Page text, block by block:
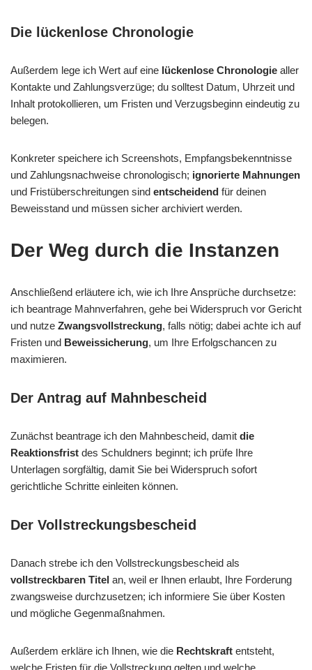
Die lückenlose Chronologie
Außerdem lege ich Wert auf eine lückenlose Chronologie aller
Kontakte und Zahlungsverzüge; du solltest Datum, Uhrzeit und
Inhalt protokollieren, um Fristen und Verzugsbeginn eindeutig zu
belegen.
Konkreter speichere ich Screenshots, Empfangsbekenntnisse
und Zahlungsnachweise chronologisch; ignorierte Mahnungen
und Fristüberschreitungen sind entscheidend für deinen
Beweisstand und müssen sicher archiviert werden.
Der Weg durch die Instanzen
Anschließend erläutere ich, wie ich Ihre Ansprüche durchsetze:
ich beantrage Mahnverfahren, gehe bei Widerspruch vor Gericht
und nutze Zwangsvollstreckung, falls nötig; dabei achte ich auf
Fristen und Beweissicherung, um Ihre Erfolgschancen zu
maximieren.
Der Antrag auf Mahnbescheid
Zunächst beantrage ich den Mahnbescheid, damit die
Reaktionsfrist des Schuldners beginnt; ich prüfe Ihre
Unterlagen sorgfältig, damit Sie bei Widerspruch sofort
gerichtliche Schritte einleiten können.
Der Vollstreckungsbescheid
Danach strebe ich den Vollstreckungsbescheid als
vollstreckbaren Titel an, weil er Ihnen erlaubt, Ihre Forderung
zwangsweise durchzusetzen; ich informiere Sie über Kosten
und mögliche Gegenmaßnahmen.
Außerdem erkläre ich Ihnen, wie die Rechtskraft entsteht,
welche Fristen für die Vollstreckung gelten und welche